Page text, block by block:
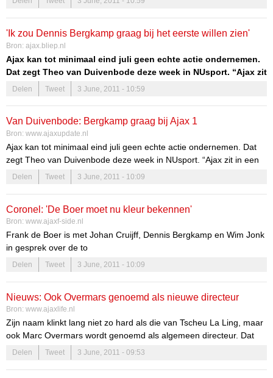
Van Duivenbode was één de bouwstenen van het eerste Ajax van
Rinus Michels. De oud-ploegmaat van Johan Cruijff maakte in het
verleden ook deel uit van de ledenraad, maar daar stapte hij vorig
jaar op.
'Ik zou Dennis Bergkamp graag bij het eerste willen zien'
Bron: ajax.bliep.nl
Ajax kan tot minimaal eind juli geen echte actie ondernemen.
Dat zegt Theo van Duivenbode deze week in NUsport. “Ajax zit
in een vacuüm.”
Van Duivenbode was één de bouwstenen van het eerste Ajax van
Rinus Michels. De oud-ploegmaat van Johan Cruijff maakte in het
verleden ook deel uit van de ledenraad, maar daar stapte hij vorig
jaar op.
Delen Tweet 3 June, 2011 - 10:59
Van Duivenbode: Bergkamp graag bij Ajax 1
Bron: www.ajaxupdate.nl
Ajax kan tot minimaal eind juli geen echte actie ondernemen. Dat
zegt Theo van Duivenbode deze week in NUsport. “Ajax zit in een
vacuüm.” Van Duivenbode was één de bouwstenen van het eerste
Ajax van Rinus Michels. De oud-ploegmaat van Johan Cruijff
stapte [...]
Delen Tweet 3 June, 2011 - 10:09
Coronel: 'De Boer moet nu kleur bekennen'
Bron: www.ajaxf-side.nl
Frank de Boer is met Johan Cruijff, Dennis Bergkamp en Wim Jonk
in gesprek over de to
Delen Tweet 3 June, 2011 - 10:09
Nieuws: Ook Overmars genoemd als nieuwe directeur
Bron: www.ajaxlife.nl
Zijn naam klinkt lang niet zo hard als die van Tscheu La Ling, maar
ook Marc Overmars wordt genoemd als algemeen directeur. Dat
doet het AD bijvoorbeeld. Hoe serieus de kandidatuur van
Overmars is, moet blijken. De oud-linksbuiten van Ajax was
Delen Tweet 3 June, 2011 - 09:53